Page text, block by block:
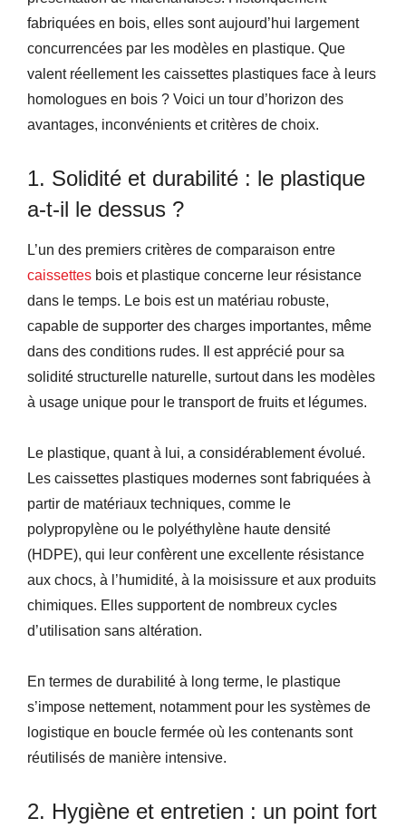
fabriquées en bois, elles sont aujourd’hui largement
concurrencées par les modèles en plastique. Que
valent réellement les caissettes plastiques face à leurs
homologues en bois ? Voici un tour d’horizon des
avantages, inconvénients et critères de choix.
1. Solidité et durabilité : le plastique
a-t-il le dessus ?
L’un des premiers critères de comparaison entre
caissettes bois et plastique concerne leur résistance
dans le temps. Le bois est un matériau robuste,
capable de supporter des charges importantes, même
dans des conditions rudes. Il est apprécié pour sa
solidité structurelle naturelle, surtout dans les modèles
à usage unique pour le transport de fruits et légumes.
Le plastique, quant à lui, a considérablement évolué.
Les caissettes plastiques modernes sont fabriquées à
partir de matériaux techniques, comme le
polypropylène ou le polyéthylène haute densité
(HDPE), qui leur confèrent une excellente résistance
aux chocs, à l’humidité, à la moisissure et aux produits
chimiques. Elles supportent de nombreux cycles
d’utilisation sans altération.
En termes de durabilité à long terme, le plastique
s’impose nettement, notamment pour les systèmes de
logistique en boucle fermée où les contenants sont
réutilisés de manière intensive.
2. Hygiène et entretien : un point fort